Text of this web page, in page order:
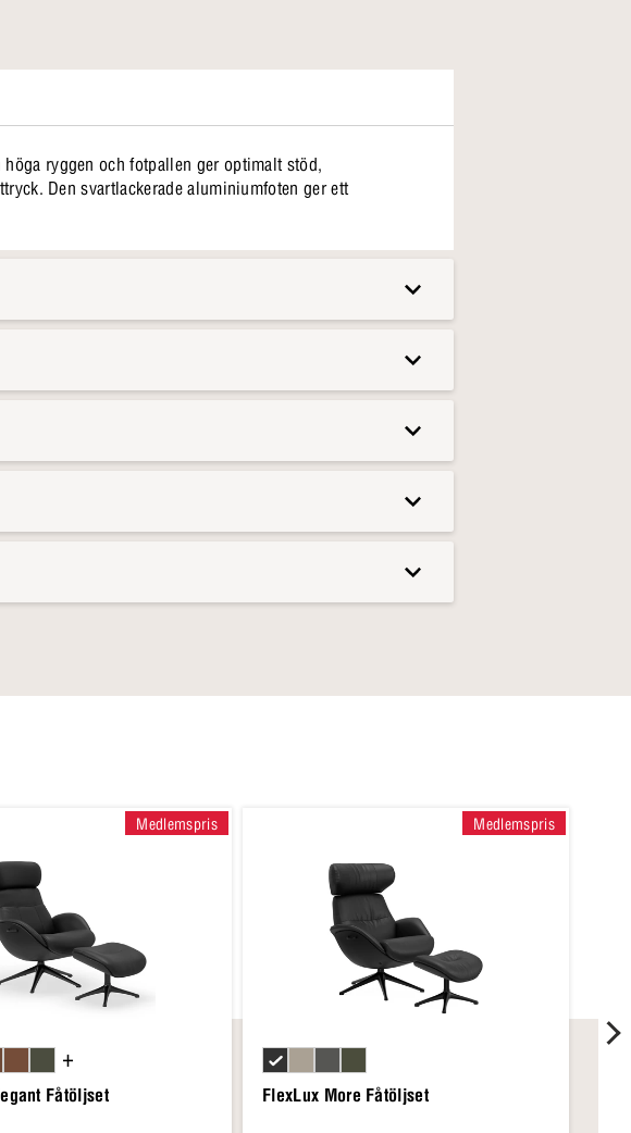
ryggen och fotpallen ger optimalt stöd,
Den svartlackerade aluminiumfoten ger ett
Medlemspris
Fåtöljset
+
Medlemspris
FlexLux More Fåtöljset